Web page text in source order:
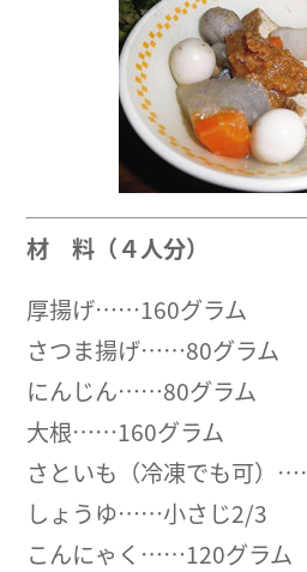
材 料（４人分）
厚揚げ……160グラム
さつま揚げ……80グラム
にんじん……80グラム
大根……160グラム
さといも（冷凍でも可）
しょうゆ……小さじ2/3
こんにゃく……120グラム